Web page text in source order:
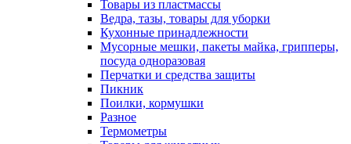
Товары из пластмассы
Ведра, тазы, товары для уборки
Кухонные принадлежности
Мусорные мешки, пакеты майка, грипперы,
посуда одноразовая
Перчатки и средства защиты
Пикник
Поилки, кормушки
Разное
Термометры